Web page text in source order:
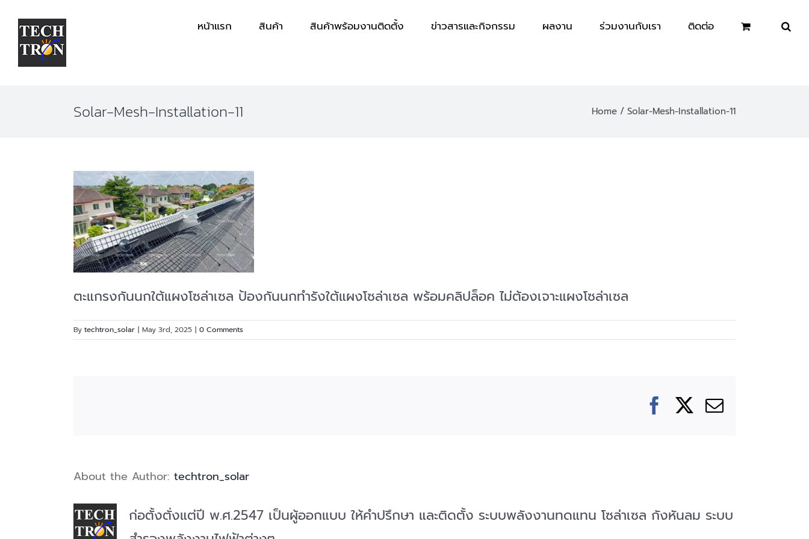
content
หน้าแรก สินค้า สินค้าพร้อมงานติดตั้ง ข่าวสารและกิจกรรม ผลงาน ร่วมงานกับเรา ติดต่อ
Solar-Mesh-Installation-11 Home Solar-Mesh-Installation-11
ตะแกรงกันนกใต้แผงโซล่าเซล ป้องกันนกทำรังใต้แผงโซล่าเซล พร้อมคลิปล็อค ไม่ต้องเจาะแผงโซล่าเซล
By techtron_solar | May 3rd, 2025 | 0 Comments
Facebook
X Email
About the Author: techtron_solar
ก่อตั้งตั่งแต่ปี พ.ศ.2547 เป็นผู้ออกแบบ ให้คำปรึกษา และติดตั้ง ระบบพลังงานทดแทน โซล่าเซล กังหันลม ระบบ